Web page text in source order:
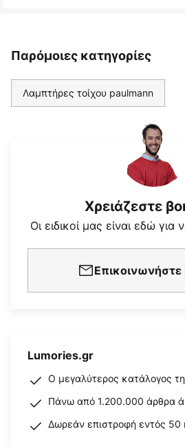
Παρόμοιες κατηγορίες
Λαμπτήρες τοίχου paulmann
Χρειάζεστε
Οι ειδικοί μας είναι εδώ
Επικοινωνήστε
Lumories.gr
Ο μεγαλύτερος κατάλογος
Πάνω από 1.200.000 άρθρα
Δωρεάν επιστροφή εντός